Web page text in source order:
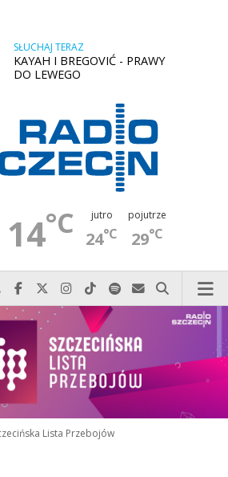
SŁUCHAJ TERAZ
KAYAH I BREGOVIĆ - PRAWY
DO LEWEGO
14°C jutro
24°C
pojutrze
29°C
Najlepiej po prostu do nas zadzwoń
Odwiedź nas na Facebook-u
Odwiedź nas na X
Odwiedź nas na Instagram-ie
Odwiedź nas na TikTok-u
Szukaj nas na Spotify
Wyślij do nas
Szukaj
Lista Przebojów